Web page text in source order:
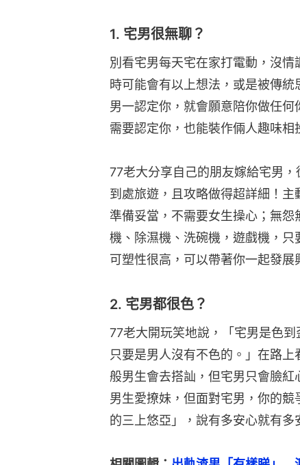
1. 宅男很無聊？
別看宅男每天宅在家打電動，沒
時可能會有以上想法，或是被傳
男一認定你，就會願意陪你做任
需要認定你，也能裝作倆人趣味相
77老大分享自己的朋友嫁給宅男
到處旅遊，且攻略做得超詳細！
準備妥當，不需要女生操心；無
機、除濕機、洗碗機，遊戲機，
可塑性很高，可以帶著你一起發展
2. 宅男都很色？
77老大開玩笑地說，「宅男是色
只要是男人沒有不色的。」在路
般男生會去搭訕，但宅男只會臉
男生愛撩妹，但面對宅男，你的
的三上悠亞」，說有多安心就有多